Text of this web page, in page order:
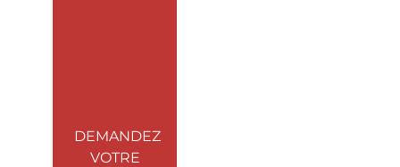
DEMANDEZ
VOTRE